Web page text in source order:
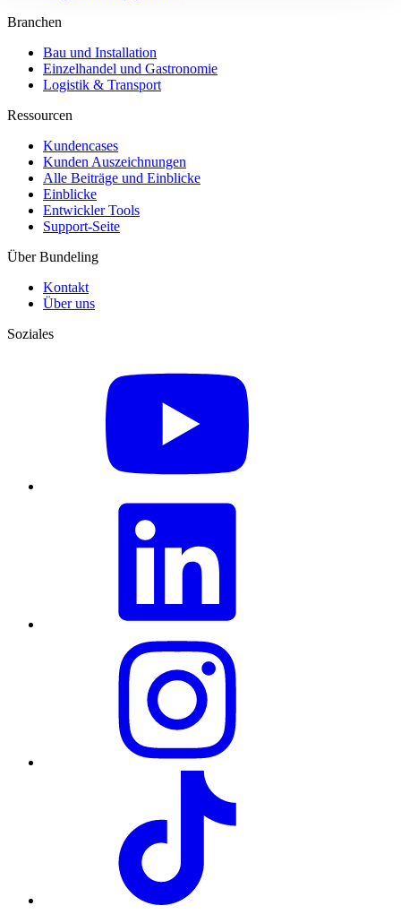
Branchen
Bau und Installation
Einzelhandel und Gastronomie
Logistik & Transport
Ressourcen
Kundencases​
Kunden Auszeichnungen
Alle Beiträge und Einblicke
Einblicke
Entwickler Tools
Support-Seite
Über Bundeling
Kontakt
Über uns
Soziales